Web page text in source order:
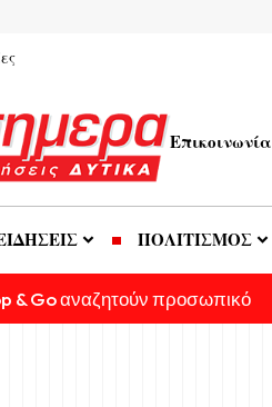
Επικοινωνία
ΠΟΛΙΤΙΣΜΟΣ
& Go αναζητούν προσωπικό